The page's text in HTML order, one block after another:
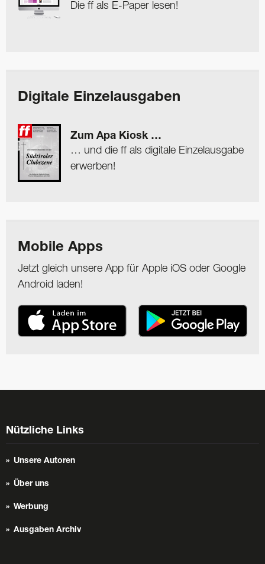
Die ff als E-Paper lesen!
Digitale Einzelausgaben
Zum Apa Kiosk …
… und die ff als digitale Einzelausgabe
erwerben!
Mobile Apps
Jetzt gleich unsere App für Apple iOS oder Google
Android laden!
Nützliche Links
Unsere Autoren
Über uns
Werbung
Ausgaben Archiv